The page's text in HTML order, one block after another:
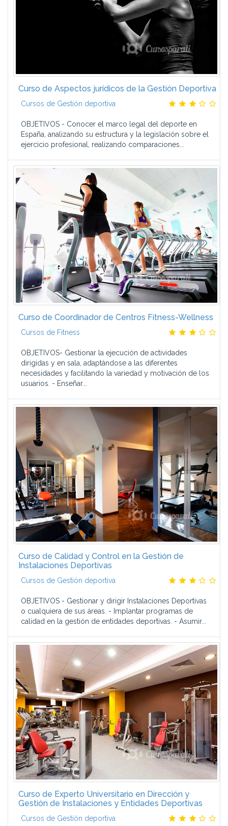
Curso de Aspectos jurídicos de la Gestión Deportiva
Cursos de Gestión deportiva
OBJETIVOS - Conocer el marco legal del deporte en
España, analizando su estructura y la legislación sobre el
ejercicio profesional, realizando comparaciones...
Curso de Coordinador de Centros Fitness-Wellness
Cursos de Fitness
OBJETIVOS- Gestionar la ejecución de actividades
dirigidas y en sala, adaptándose a las diferentes
necesidades y facilitando la variedad y motivación de los
usuarios. - Enseñar...
Curso de Calidad y Control en la Gestión de
Instalaciones Deportivas
Cursos de Gestión deportiva
OBJETIVOS - Gestionar y dirigir Instalaciones Deportivas
o cualquiera de sus áreas. - Implantar programas de
calidad en la gestión de entidades deportivas. - Asumir...
Curso de Experto Universitario en Dirección y
Gestión de Instalaciones y Entidades Deportivas
Cursos de Gestión deportiva